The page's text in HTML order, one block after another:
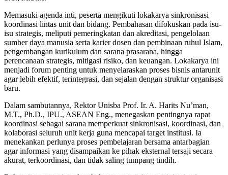
Memasuki agenda inti, peserta mengikuti lokakarya sinkronisasi
koordinasi lintas unit dan bidang. Pembahasan difokuskan pada isu-
isu strategis, meliputi pemeringkatan dan akreditasi, pengelolaan
sumber daya manusia serta karier dosen dan pembinaan ruhul Islam,
pengembangan kurikulum dan sarana prasarana, hingga
perencanaan strategis, mitigasi risiko, dan keuangan. Lokakarya ini
menjadi forum penting untuk menyelaraskan proses bisnis antarunit
agar lebih efektif, terintegrasi, dan sejalan dengan struktur organisasi
baru.
Dalam sambutannya, Rektor Unisba Prof. Ir. A. Harits Nu’man,
M.T., Ph.D., IPU., ASEAN Eng., menegaskan pentingnya rapat
koordinasi sebagai sarana memperkuat sinkronisasi, koordinasi, dan
kolaborasi seluruh unit kerja guna mencapai target institusi. Ia
menekankan perlunya proses pembelajaran bersama antarbagian
agar informasi yang disampaikan ke pihak eksternal tersaji secara
akurat, terkoordinasi, dan tidak saling tumpang tindih.